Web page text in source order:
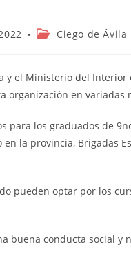
Categoría
entrada:
Ciego de Ávila
el Ministerio del Interior
organización en variadas
para los graduados de
la provincia, Brigadas
pueden optar por los
buena conducta social